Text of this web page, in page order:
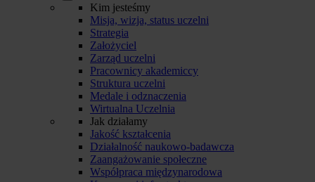
Kim jesteśmy
Misja, wizja, status uczelni
Strategia
Założyciel
Zarząd uczelni
Pracownicy akademiccy
Struktura uczelni
Medale i odznaczenia
Wirtualna Uczelnia
Jak działamy
Jakość kształcenia
Działalność naukowo-badawcza
Zaangażowanie społeczne
Współpraca międzynarodowa